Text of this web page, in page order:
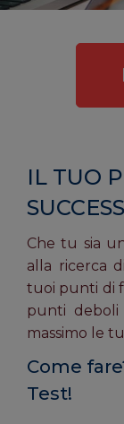
IL TUO
Che tu sia
alla ricerca
tuoi punti di
punti deboli
massimo le
Come
Test!